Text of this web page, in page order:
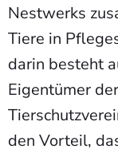
Nestwerks
Tiere in
darin besteht
Eigentümer
den Vorteil,